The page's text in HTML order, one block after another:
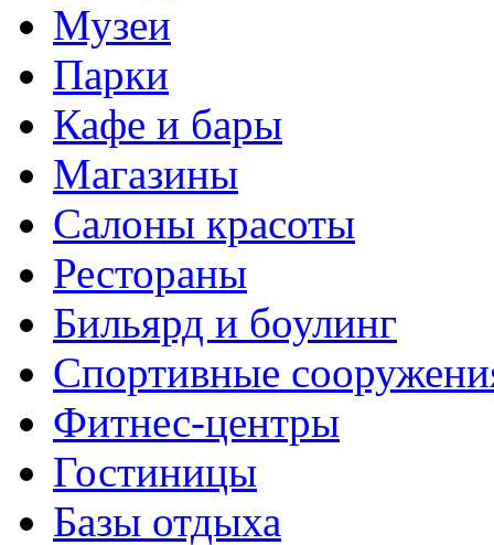
Музеи
Парки
Кафе и бары
Магазины
Салоны красоты
Рестораны
Бильярд и боулинг
Спортивные
Фитнес-центры
Гостиницы
Базы отдыха